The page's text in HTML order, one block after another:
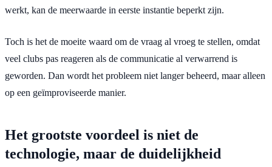
werkt, kan de meerwaarde in eerste instantie beperkt zijn.
Toch is het de moeite waard om de vraag al vroeg te stellen, omdat
veel clubs pas reageren als de communicatie al verwarrend is
geworden. Dan wordt het probleem niet langer beheerd, maar alleen
op een geïmproviseerde manier.
Het grootste voordeel is niet de
technologie, maar de duidelijkheid